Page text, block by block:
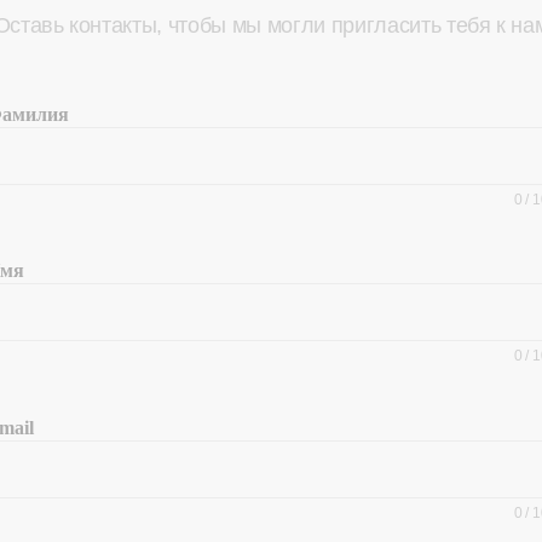
контакты, чтобы мы могли пригласить тебя к
0 /
0 /
0 /